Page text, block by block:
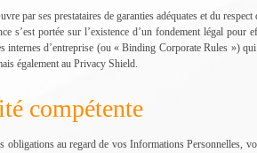
par ses prestataires de garanties adéquates et du
s’est portée sur l’existence d’un fondement légal pour
internes d’entreprise (ou « Binding Corporate Rules »)
également au Privacy Shield.
compétente
obligations au regard de vos Informations Personnelles,